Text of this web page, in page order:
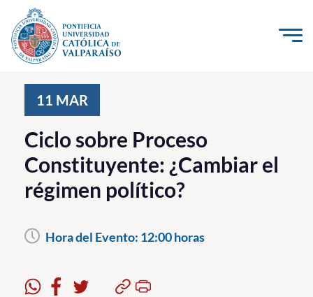
Click acá para ir directamente al contenido
Investigación, Creación e Innovación
PUCV Internacional
Vinculación con el Medio
Postgrado
11 MAR
Ciclo sobre Proceso
Constituyente: ¿Cambiar el
régimen político?
Hora del Evento: 12:00 horas